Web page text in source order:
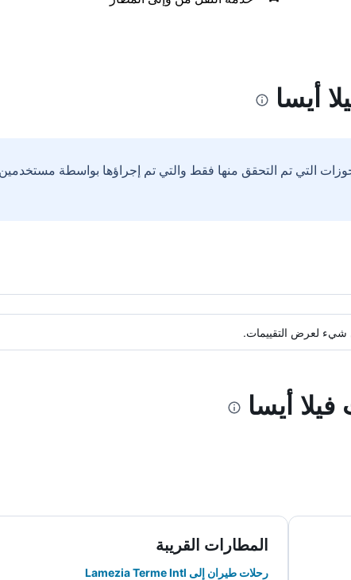
أيسا
التي تم التحقق منها فقط والتي تم إجراؤها بواسطة
شيء لعرض التقييمات.
أيسا
المطارات القريبة
رحلات طيران إلى Lamezia Terme Intl